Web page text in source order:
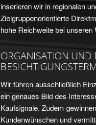
inserieren wir in regionalen
Zielgruppenorientierte
hohe Reichweite bei
ORGANISATION UND
Wir führen ausschließlich
ein genaues Bild des
Kaufsignale. Zudem
Kundenwünschen und